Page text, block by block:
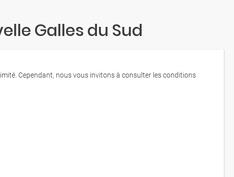
Galles du Sud
Cependant, nous vous invitons à consulter les conditions